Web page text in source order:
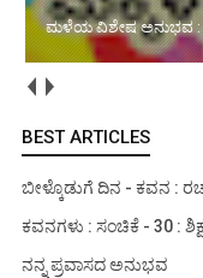
ಮಳೆಯ ವಿಶೇಷ ಅನುಭವ :
BEST ARTICLES
ಬೀಳ್ಕೊಡುಗೆ ದಿನ - ಕವನ :
ಕವನಗಳು : ಸಂಚಿಕೆ - 30 :
ನನ್ನ ಪ್ರವಾಸದ ಅನುಭವ